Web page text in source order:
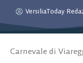
VersiliaToday
Carnevale di